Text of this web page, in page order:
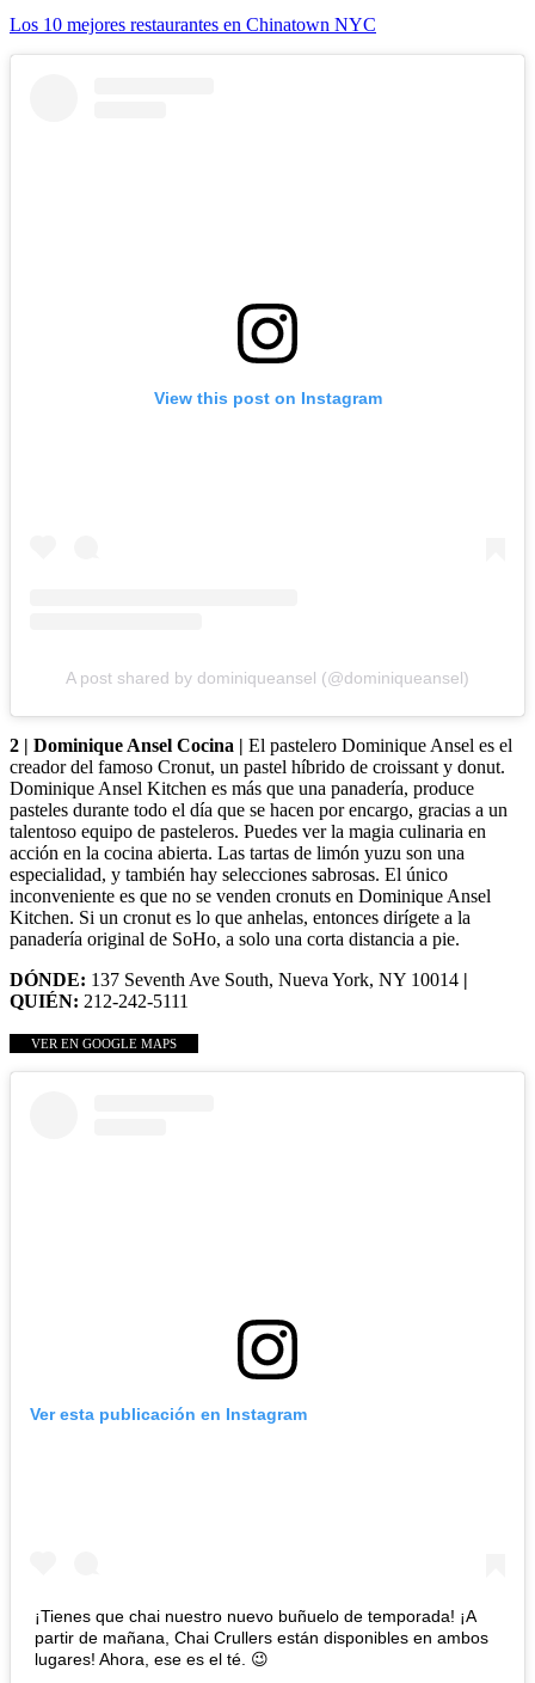
Los 10 mejores restaurantes en Chinatown NYC
View this post on Instagram
A post shared by dominiqueansel (@dominiqueansel)
2 | Dominique Ansel Cocina | El pastelero Dominique Ansel es el
creador del famoso Cronut, un pastel híbrido de croissant y donut.
Dominique Ansel Kitchen es más que una panadería, produce
pasteles durante todo el día que se hacen por encargo, gracias a un
talentoso equipo de pasteleros. Puedes ver la magia culinaria en
acción en la cocina abierta. Las tartas de limón yuzu son una
especialidad, y también hay selecciones sabrosas. El único
inconveniente es que no se venden cronuts en Dominique Ansel
Kitchen. Si un cronut es lo que anhelas, entonces dirígete a la
panadería original de SoHo, a solo una corta distancia a pie.
DÓNDE: 137 Seventh Ave South, Nueva York, NY 10014 |
QUIÉN: 212-242-5111
VER EN GOOGLE MAPS
Ver esta publicación en Instagram
¡Tienes que chai nuestro nuevo buñuelo de temporada! ¡A
partir de mañana, Chai Crullers están disponibles en ambos
lugares! Ahora, ese es el té. 😉